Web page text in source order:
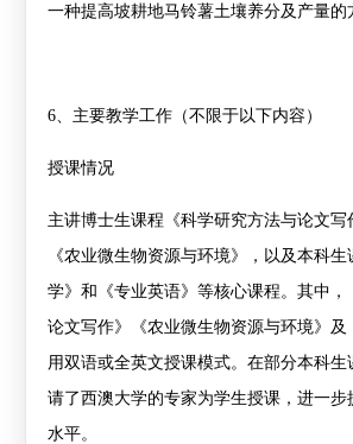
一种提高坡耕地马铃薯土壤养分及产量的
6、主要教学工作（不限于以下内容）
授课情况
主讲博士生课程《科学研究方法与论文写
《农业微生物资源与环境》，以及本科
学》和《专业英语》等核心课程。其中，
论文写作》《农业微生物资源与环境》及
用双语或全英文授课模式。在部分本科生
请了西澳大学的专家为学生授课，进一步
水平。